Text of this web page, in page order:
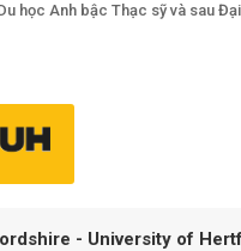
học Anh bậc Thạc sỹ và sau
- University of